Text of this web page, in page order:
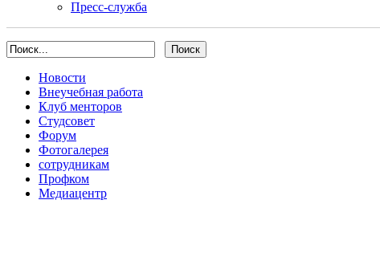
Пресс-служба
Новости
Внеучебная работа
Клуб менторов
Студсовет
Форум
Фотогалерея
сотрудникам
Профком
Медиацентр